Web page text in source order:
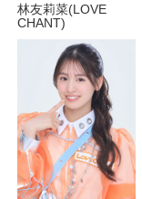
林友莉菜(LOVE
CHANT)